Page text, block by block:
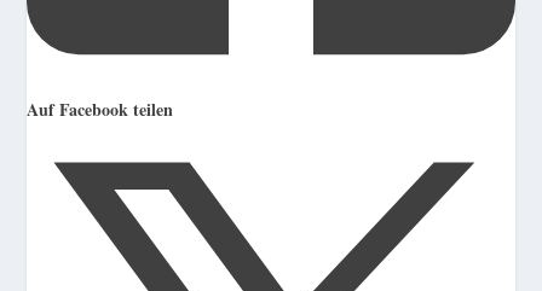
Auf Facebook teilen